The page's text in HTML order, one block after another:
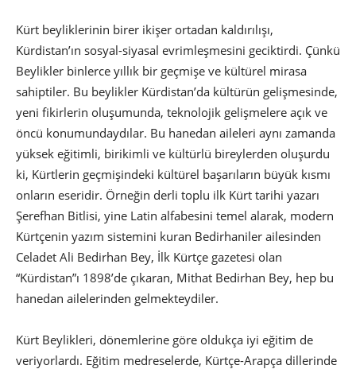
Kürt beyliklerinin birer ikişer ortadan kaldırılışı,
Kürdistan’ın sosyal-siyasal evrimleşmesini geciktirdi. Çünkü
Beylikler binlerce yıllık bir geçmişe ve kültürel mirasa
sahiptiler. Bu beylikler Kürdistan’da kültürün gelişmesinde,
yeni fikirlerin oluşumunda, teknolojik gelişmelere açık ve
öncü konumundaydılar. Bu hanedan aileleri aynı zamanda
yüksek eğitimli, birikimli ve kültürlü bireylerden oluşurdu
ki, Kürtlerin geçmişindeki kültürel başarıların büyük kısmı
onların eseridir. Örneğin derli toplu ilk Kürt tarihi yazarı
Şerefhan Bitlisi, yine Latin alfabesini temel alarak, modern
Kürtçenin yazım sistemini kuran Bedirhaniler ailesinden
Celadet Ali Bedirhan Bey, İlk Kürtçe gazetesi olan
“Kürdistan”ı 1898’de çıkaran, Mithat Bedirhan Bey, hep bu
hanedan ailelerinden gelmekteydiler.
Kürt Beylikleri, dönemlerine göre oldukça iyi eğitim de
veriyorlardı. Eğitim medreselerde, Kürtçe-Arapça dillerinde